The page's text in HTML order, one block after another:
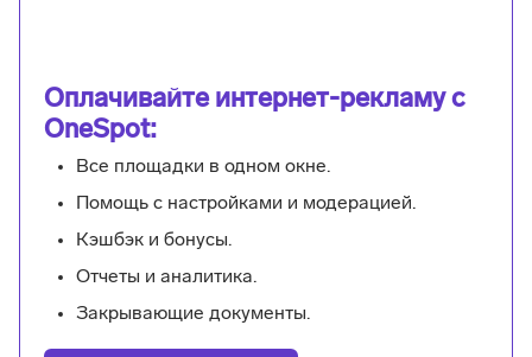
Оплачивайте интернет-рекламу с
OneSpot:
Все площадки в одном окне.
Помощь с настройками и модерацией.
Кэшбэк и бонусы.
Отчеты и аналитика.
Закрывающие документы.